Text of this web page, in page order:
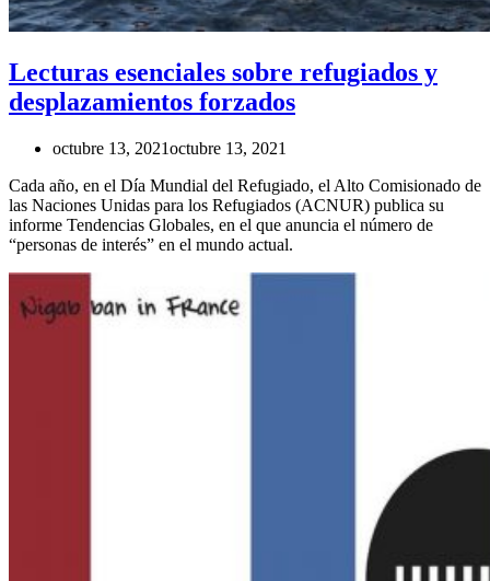
Lecturas esenciales sobre refugiados y
desplazamientos forzados
octubre 13, 2021octubre 13, 2021
Cada año, en el Día Mundial del Refugiado, el Alto Comisionado de
las Naciones Unidas para los Refugiados (ACNUR) publica su
informe Tendencias Globales, en el que anuncia el número de
“personas de interés” en el mundo actual.